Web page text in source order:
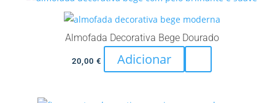
Almofada Decorativa Bege Dourado
20,00 € Adicionar